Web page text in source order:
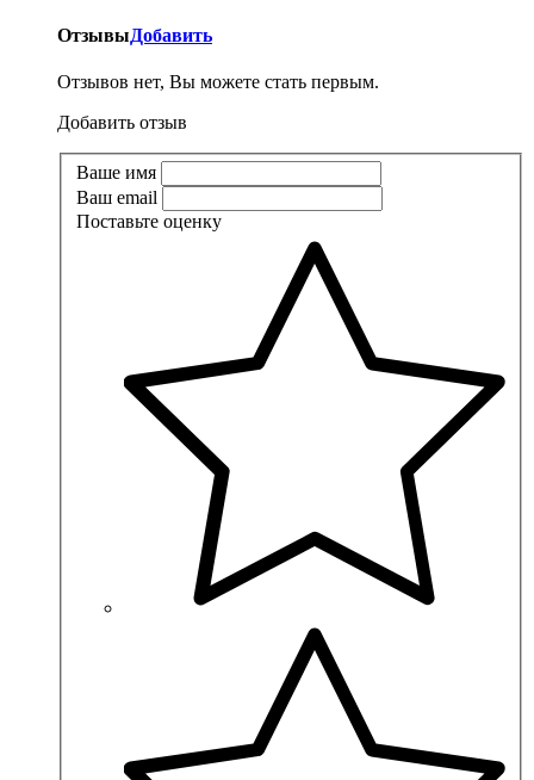
ОтзывыДобавить
Отзывов нет, Вы можете стать первым.
Добавить отзыв
Ваше имя
Ваш email
Поставьте оценку